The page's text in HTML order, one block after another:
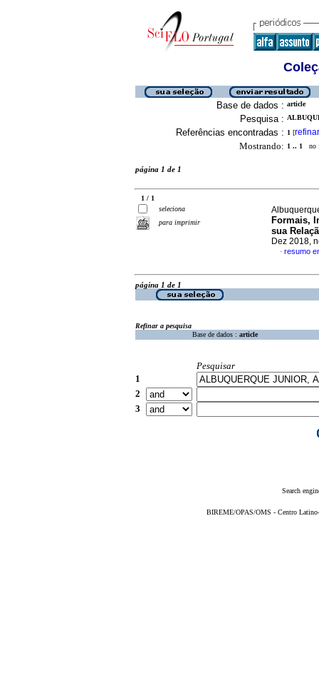
Base de dados : article
Pesquisa :
Referências encontradas : 1 [refinar
Mostrando: 1 .. 1 no
página 1 de 1
1 / 1
seleciona
para imprimir
Formais,
sua
Dez 2018,
· resumo
página 1 de 1
Refinar a pesquisa
Base de dados : article
Pesquisar
1
2
3
Search
BIREME/OPAS/OMS - Centro Latino-